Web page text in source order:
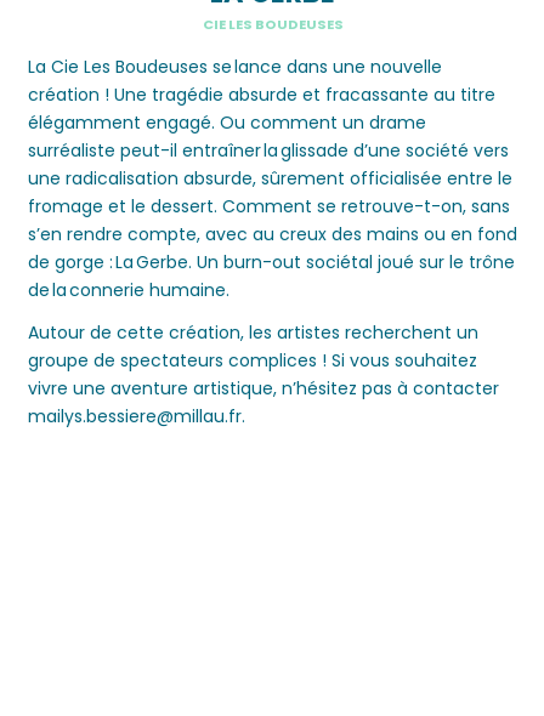
CIE LES BOUDEUSES
La Cie Les Boudeuses se lance dans une nouvelle
création ! Une tragédie absurde et fracassante au titre
élégamment engagé. Ou comment un drame
surréaliste peut-il entraîner la glissade d’une société vers
une radicalisation absurde, sûrement officialisée entre le
fromage et le dessert. Comment se retrouve-t-on, sans
s’en rendre compte, avec au creux des mains ou en fond
de gorge :La Gerbe. Un burn-out sociétal joué sur le trône
de la connerie humaine.
Autour de cette création, les artistes recherchent un
groupe de spectateurs complices ! Si vous souhaitez
vivre une aventure artistique, n’hésitez pas à contacter
mailys.bessiere@millau.fr.